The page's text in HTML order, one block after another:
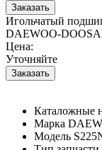
Игольчатый
DAEWOO-
Цена:
Уточняйте
Каталожные
Марка
Модель